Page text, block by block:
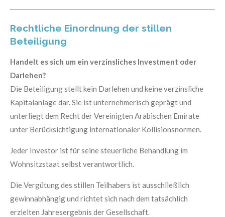
Rechtliche Einordnung der stillen
Beteiligung
Handelt es sich um ein verzinsliches Investment oder
Darlehen?
Die Beteiligung stellt kein Darlehen und keine verzinsliche
Kapitalanlage dar. Sie ist unternehmerisch geprägt und
unterliegt dem Recht der Vereinigten Arabischen Emirate
unter Berücksichtigung internationaler Kollisionsnormen.
Jeder Investor ist für seine steuerliche Behandlung im
Wohnsitzstaat selbst verantwortlich.
Die Vergütung des stillen Teilhabers ist ausschließlich
gewinnabhängig und richtet sich nach dem tatsächlich
erzielten Jahresergebnis der Gesellschaft.